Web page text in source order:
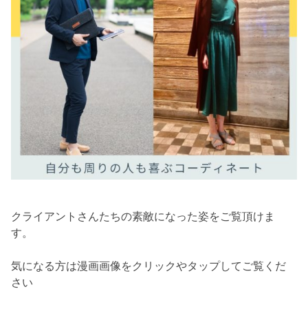
クライアントさんたちの素敵になった姿をご覧頂けま
す。
気になる方は漫画画像をクリックやタップしてご覧くだ
さい